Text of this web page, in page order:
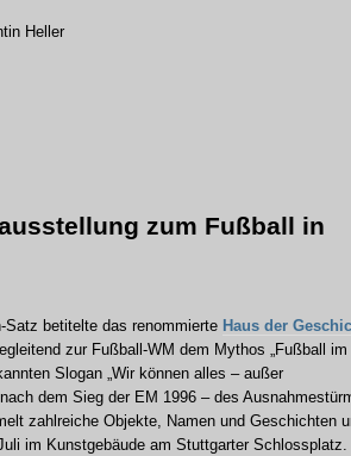
Heller
zum Fußball in
Satz betitelte das renommierte Haus der
zur Fußball-WM dem Mythos „Fußball im
Slogan „Wir können alles – außer
dem Sieg der EM 1996 – des
zahlreiche Objekte, Namen und Geschichten
im Kunstgebäude am Stuttgarter Schlossplatz.